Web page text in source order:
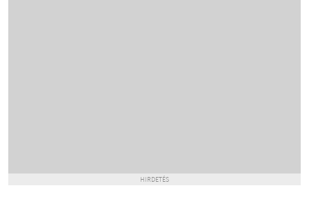
HIRDETÉS